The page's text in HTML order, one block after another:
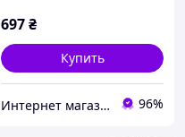
697₴
Купить
Интернет магазин Постелюшка (Домашний текстиль, сумки, товары для дома и отдыха) 96%